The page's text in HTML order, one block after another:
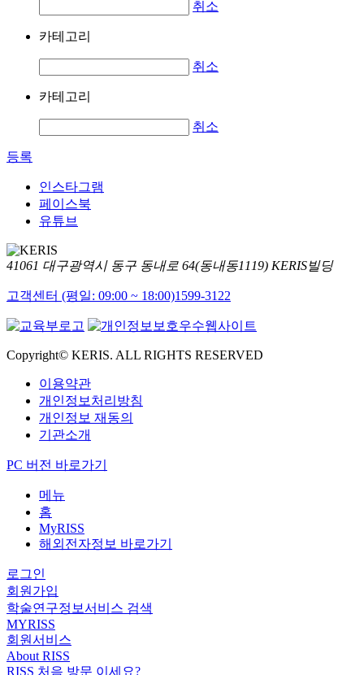
취소
카테고리
취소
카테고리
취소
등록
인스타그램
페이스북
유튜브
41061 대구광역시 동구 동내로 64(동내동1119) KERIS빌딩
고객센터 (평일: 09:00 ~ 18:00)1599-3122
Copyright© KERIS. ALL RIGHTS RESERVED
이용약관
개인정보처리방침
개인정보 재동의
기관소개
PC 버전 바로가기
메뉴
홈
MyRISS
해외전자정보 바로가기
로그인
회원가입
학술연구정보서비스 검색
MYRISS
회원서비스
About RISS
RISS 처음 방문 이세요?